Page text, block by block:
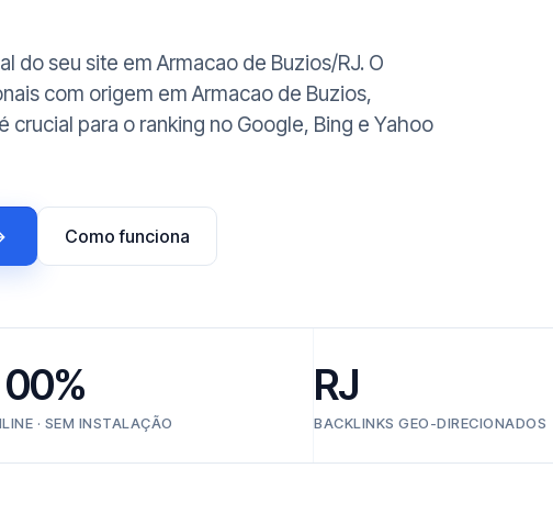
do seu site em Armacao de Buzios/RJ. O
com origem em Armacao de Buzios,
para o ranking no Google, Bing e Yahoo
Como funciona
· SEM INSTALAÇÃO
RJ
BACKLINKS GEO-DIRECIONADOS